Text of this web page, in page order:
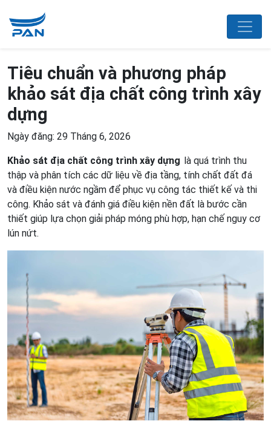
Tiêu chuẩn và phương pháp
khảo sát địa chất công trình xây
dựng​
Ngày đăng: 29 Tháng 6, 2026
Khảo sát địa chất công trình xây dựng là quá trình thu
thập và phân tích các dữ liệu về địa tầng, tính chất đất đá
và điều kiện nước ngầm để phục vụ công tác thiết kế và thi
công. Khảo sát và đánh giá điều kiện nền đất là bước cần
thiết giúp lựa chọn giải pháp móng phù hợp, hạn chế nguy cơ
lún nứt.